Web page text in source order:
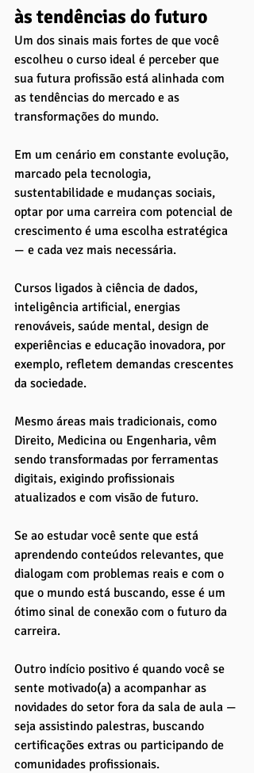
às tendências do futuro
Um dos sinais mais fortes de que você
escolheu o curso ideal é perceber que
sua futura profissão está alinhada com
as tendências do mercado e as
transformações do mundo.
Em um cenário em constante evolução,
marcado pela tecnologia,
sustentabilidade e mudanças sociais,
optar por uma carreira com potencial de
crescimento é uma escolha estratégica
— e cada vez mais necessária.
Cursos ligados à ciência de dados,
inteligência artificial, energias
renováveis, saúde mental, design de
experiências e educação inovadora, por
exemplo, refletem demandas crescentes
da sociedade.
Mesmo áreas mais tradicionais, como
Direito, Medicina ou Engenharia, vêm
sendo transformadas por ferramentas
digitais, exigindo profissionais
atualizados e com visão de futuro.
Se ao estudar você sente que está
aprendendo conteúdos relevantes, que
dialogam com problemas reais e com o
que o mundo está buscando, esse é um
ótimo sinal de conexão com o futuro da
carreira.
Outro indício positivo é quando você se
sente motivado(a) a acompanhar as
novidades do setor fora da sala de aula —
seja assistindo palestras, buscando
certificações extras ou participando de
comunidades profissionais.